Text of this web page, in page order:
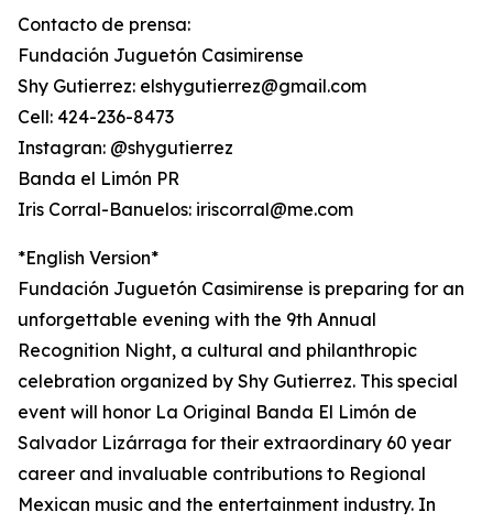
Contacto de prensa:
Fundación Juguetón Casimirense
Shy Gutierrez: elshygutierrez@gmail.com
Cell: 424-236-8473
Instagran: @shygutierrez
Banda el Limón PR
Iris Corral-Banuelos: iriscorral@me.com
*English Version*
Fundación Juguetón Casimirense is preparing for an
unforgettable evening with the 9th Annual
Recognition Night, a cultural and philanthropic
celebration organized by Shy Gutierrez. This special
event will honor La Original Banda El Limón de
Salvador Lizárraga for their extraordinary 60 year
career and invaluable contributions to Regional
Mexican music and the entertainment industry. In